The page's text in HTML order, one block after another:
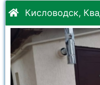
Кисловодск,